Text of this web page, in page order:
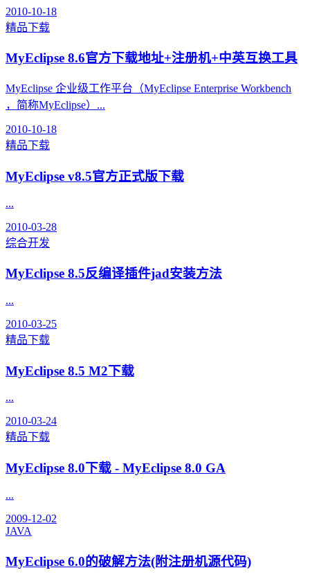
2010-10-18
精品下载
MyEclipse 8.6官方下载地址+注册机+中英互换工具
MyEclipse 企业级工作平台（MyEclipse Enterprise Workbench
，简称MyEclipse）...
2010-10-18
精品下载
MyEclipse v8.5官方正式版下载
...
2010-03-28
综合开发
MyEclipse 8.5反编译插件jad安装方法
...
2010-03-25
精品下载
MyEclipse 8.5 M2下载
...
2010-03-24
精品下载
MyEclipse 8.0下载 - MyEclipse 8.0 GA
...
2009-12-02
JAVA
MyEclipse 6.0的破解方法(附注册机源代码)